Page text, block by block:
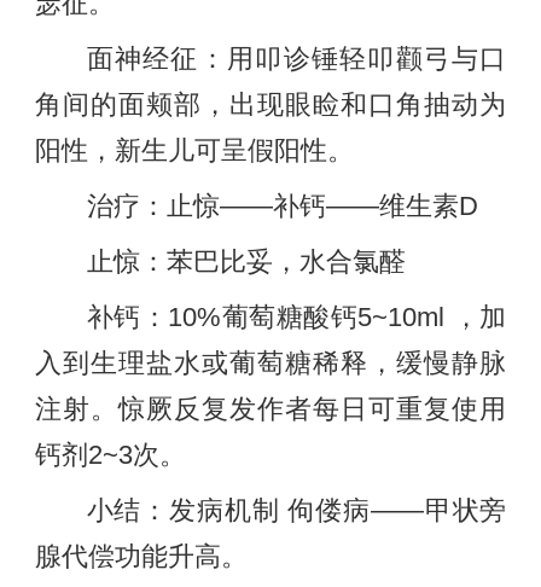
面神经征：用叩诊锤轻叩颧弓与口
角间的面颊部，出现眼睑和口角抽动为
阳性，新生儿可呈假阳性。
治疗：止惊——补钙——维生素D
止惊：苯巴比妥，水合氯醛
补钙：10%葡萄糖酸钙5~10ml ，加
入到生理盐水或葡萄糖稀释，缓慢静脉
注射。惊厥反复发作者每日可重复使用
钙剂2~3次。
小结：发病机制 佝偻病——甲状旁
腺代偿功能升高。